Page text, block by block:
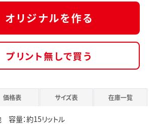
オリジナルを作る
プリント無しで買う
価格表 サイズ表 在庫一覧
量：約15リットル